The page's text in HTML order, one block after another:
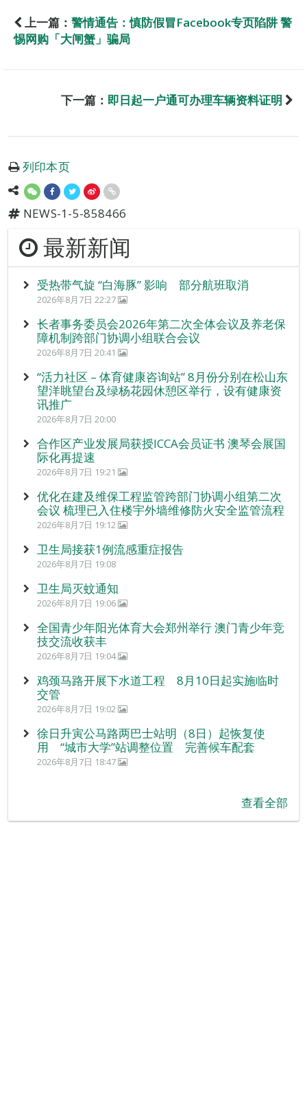
上一篇： 警情通告：慎防假冒Facebook专页陷阱 警
惕网购「大闸蟹」骗局
下一篇： 即日起一户通可办理车辆资料证明
列印本页
NEWS-1-5-858466
最新新闻
受热带气旋 “白海豚” 影响 部分航班取消
2026年8月7日 22:27
长者事务委员会2026年第二次全体会议及养老保
障机制跨部门协调小组联合会议
2026年8月7日 20:41
“活力社区 – 体育健康咨询站” 8月份分别在松山东
望洋眺望台及绿杨花园休憩区举行，设有健康资
讯推广
2026年8月7日 20:00
合作区产业发展局获授ICCA会员证书 澳琴会展国
际化再提速
2026年8月7日 19:21
优化在建及维保工程监管跨部门协调小组第二次
会议 梳理已入住楼宇外墙维修防火安全监管流程
2026年8月7日 19:12
卫生局接获1例流感重症报告
2026年8月7日 19:08
卫生局灭蚊通知
2026年8月7日 19:06
全国青少年阳光体育大会郑州举行 澳门青少年竞
技交流收获丰
2026年8月7日 19:04
鸡颈马路开展下水道工程 8月10日起实施临时
交管
2026年8月7日 19:02
徐日升寅公马路两巴士站明（8日）起恢复使
用 “城市大学”站调整位置 完善候车配套
2026年8月7日 18:47
查看全部